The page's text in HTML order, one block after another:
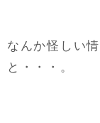
なんか怪しい
と・・・。